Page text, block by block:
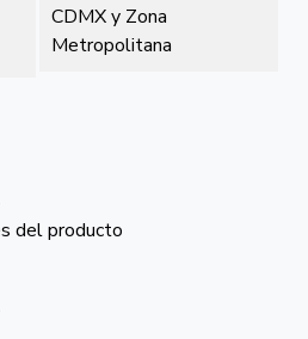
CDMX y Zona
Metropolitana
del producto